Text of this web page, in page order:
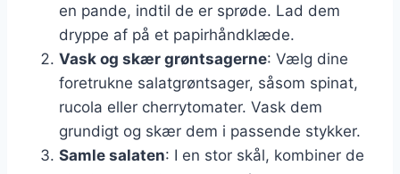
en pande, indtil de er sprøde. Lad dem
dryppe af på et papirhåndklæde.
Vask og skær grøntsagerne: Vælg dine
foretrukne salatgrøntsager, såsom spinat,
rucola eller cherrytomater. Vask dem
grundigt og skær dem i passende stykker.
Samle salaten: I en stor skål, kombiner de